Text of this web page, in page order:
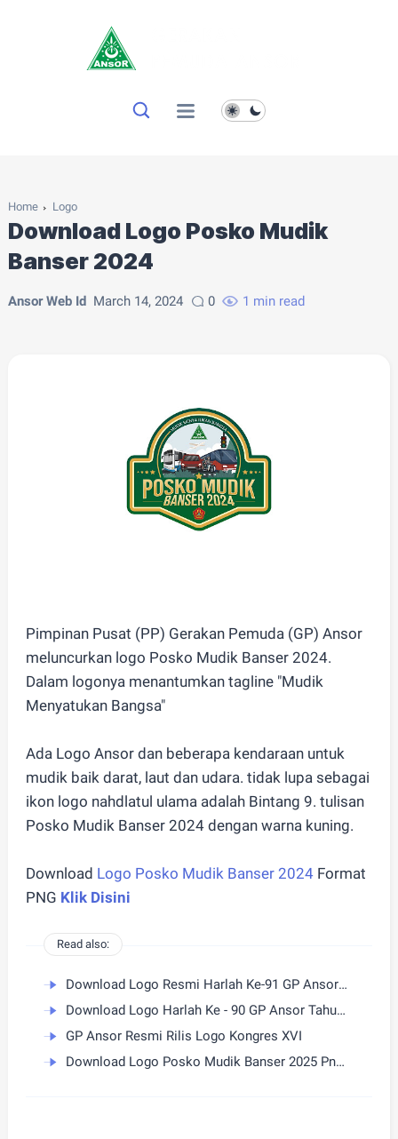
Home Logo
Download Logo Posko Mudik
Banser 2024
Ansor Web Id March 14, 2024 0 1 min read
Pimpinan Pusat (PP) Gerakan Pemuda (GP) Ansor
meluncurkan logo Posko Mudik Banser 2024.
Dalam logonya menantumkan tagline "Mudik
Menyatukan Bangsa"
Ada Logo Ansor dan beberapa kendaraan untuk
mudik baik darat, laut dan udara. tidak lupa sebagai
ikon logo nahdlatul ulama adalah Bintang 9. tulisan
Posko Mudik Banser 2024 dengan warna kuning.
Download Logo Posko Mudik Banser 2024Format
PNG Klik Disini
Read also:
Download Logo Resmi Harlah Ke-91 GP Ansor Tahun 2025
Download Logo Harlah Ke - 90 GP Ansor Tahun 2024
GP Ansor Resmi Rilis Logo Kongres XVI
Download Logo Posko Mudik Banser 2025 Png - Semangat Jatayu dalam Melayani Pemudik